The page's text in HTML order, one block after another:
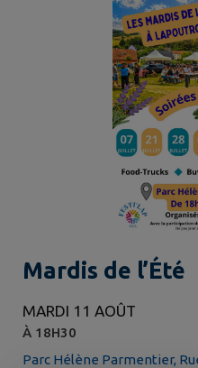
Mardis de l’Été
MARDI 11 AOÛT
À 18H30
Parc Hélène Parmentier,